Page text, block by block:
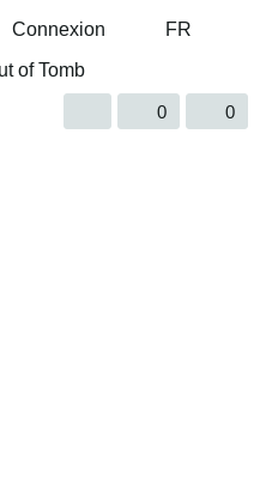
Connexion FR
0 0